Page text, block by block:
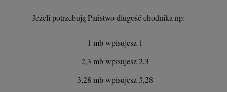
Jeżeli potrzebują Państwo długość chodnika np:
1 mb wpisujesz 1
2,3 mb wpisujesz 2,3
3,28 mb wpisujesz 3,28